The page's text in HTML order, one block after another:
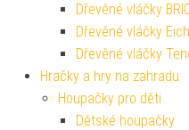
Dřevěné vláčky
Dřevěné vláčky
Dřevěné vláčky
Hračky a hry na zahradu
Houpačky pro děti
Dětské houpačky